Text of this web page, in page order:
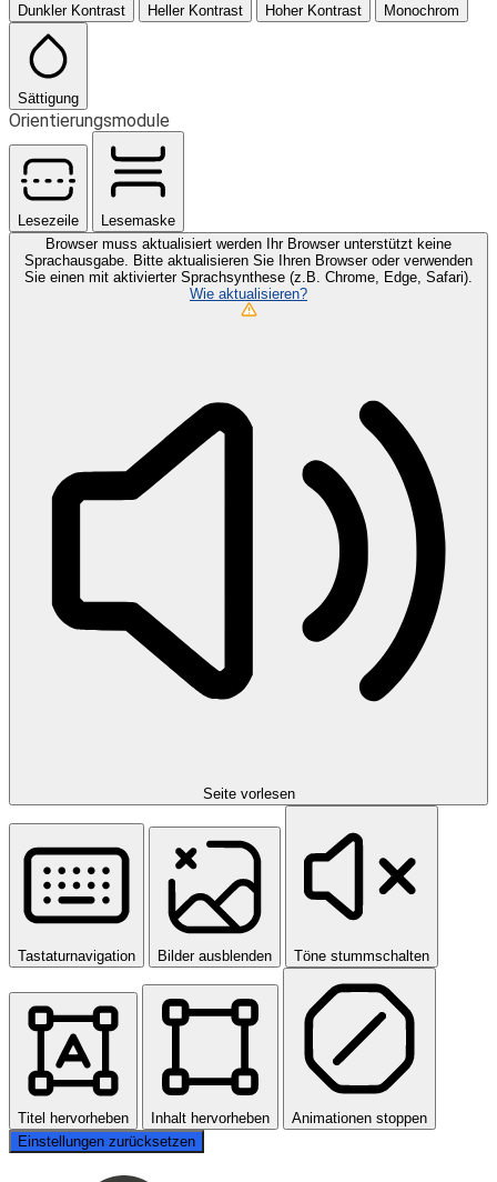
Dunkler Kontrast Heller Kontrast Hoher Kontrast Monochrom
Sättigung
Orientierungsmodule
Lesezeile
Lesemaske
Browser muss aktualisiert werden Ihr Browser unterstützt keine
Sprachausgabe. Bitte aktualisieren Sie Ihren Browser oder verwenden
Sie einen mit aktivierter Sprachsynthese (z.B. Chrome, Edge, Safari).
Wie aktualisieren?
Seite vorlesen
Tastaturnavigation Bilder ausblenden Töne stummschalten
Titel hervorheben Inhalt hervorheben
Animationen stoppen
Einstellungen zurücksetzen